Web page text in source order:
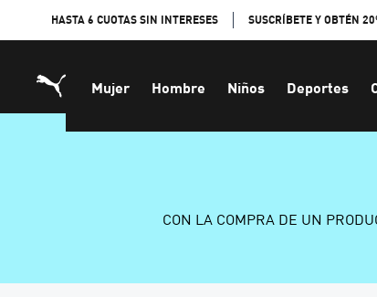
HASTA 6 CUOTAS SIN INTERESES SUSCRÍBETE Y OBTÉN
Mujer Hombre Niños Deportes
CON LA COMPRA DE UN